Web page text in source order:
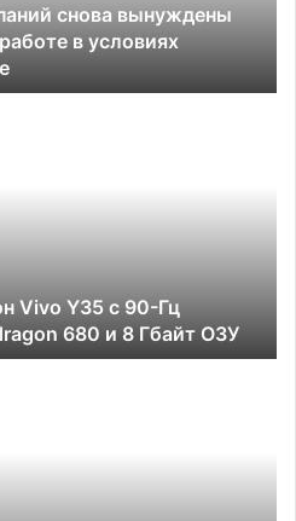
снова вынуждены
в условиях
Vivo Y35 c 90-Гц
680 и 8 Гбайт ОЗУ